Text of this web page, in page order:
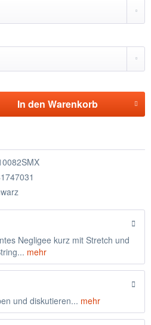
In den Warenkorb
Negligee kurz mit Stretch und
mehr
und diskutieren... mehr